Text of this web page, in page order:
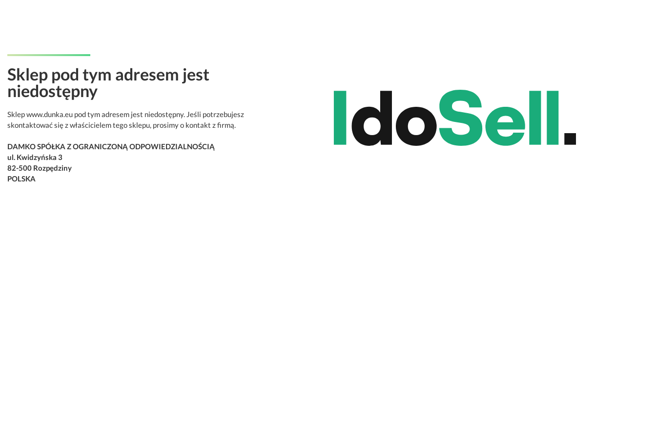
Sklep pod tym adresem jest
niedostępny
Sklep www.dunka.eu pod tym adresem jest niedostępny. Jeśli potrzebujesz
skontaktować się z właścicielem tego sklepu, prosimy o kontakt z firmą.
DAMKO SPÓŁKA Z OGRANICZONĄ ODPOWIEDZIALNOŚCIĄ
ul. Kwidzyńska 3
82-500 Rozpędziny
POLSKA